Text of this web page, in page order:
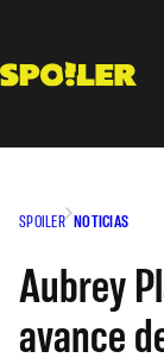
contenido
SPOILER NOTICIAS
Aubrey
avance